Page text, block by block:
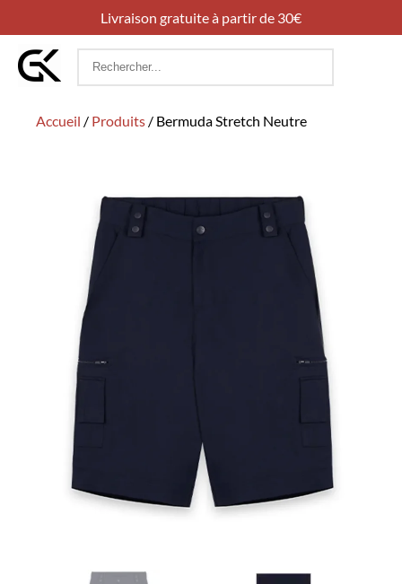
Livraison gratuite à partir de 30€
Rechercher
Accueil / Produits / Bermuda Stretch Neutre